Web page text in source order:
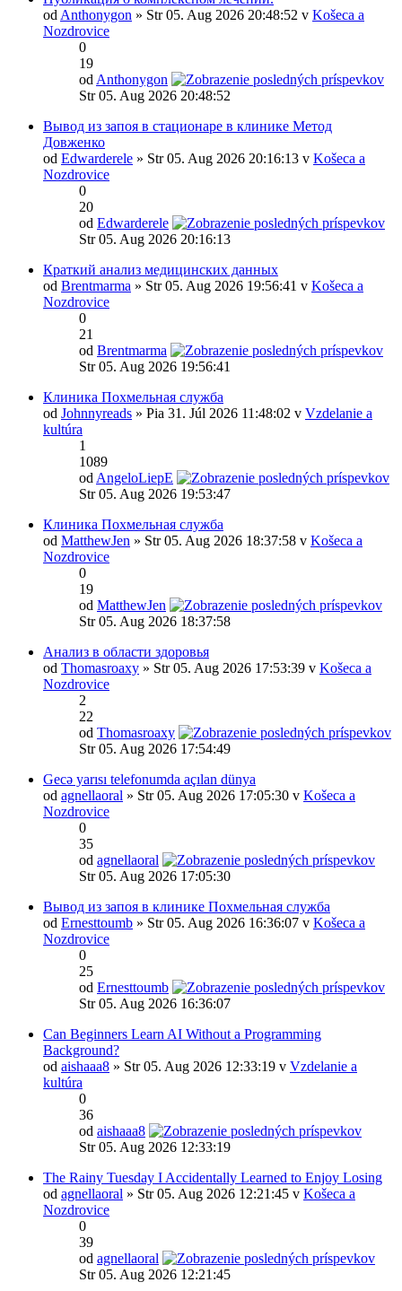
od Anthonygon » Str 05. Aug 2026 20:48:52 v Košeca a
Nozdrovice
0
19
od Anthonygon
Str 05. Aug 2026 20:48:52
Вывод из запоя в стационаре в клинике Метод
Довженко
od Edwarderele » Str 05. Aug 2026 20:16:13 v Košeca a
Nozdrovice
0
20
od Edwarderele
Str 05. Aug 2026 20:16:13
Краткий анализ медицинских данных
od Brentmarma » Str 05. Aug 2026 19:56:41 v Košeca a
Nozdrovice
0
21
od Brentmarma
Str 05. Aug 2026 19:56:41
Клиника Похмельная служба
od Johnnyreads » Pia 31. Júl 2026 11:48:02 v Vzdelanie a
kultúra
1
1089
od AngeloLiepE
Str 05. Aug 2026 19:53:47
Клиника Похмельная служба
od MatthewJen » Str 05. Aug 2026 18:37:58 v Košeca a
Nozdrovice
0
19
od MatthewJen
Str 05. Aug 2026 18:37:58
Анализ в области здоровья
od Thomasroaxy » Str 05. Aug 2026 17:53:39 v Košeca a
Nozdrovice
2
22
od Thomasroaxy
Str 05. Aug 2026 17:54:49
Gecə yarısı telefonumda açılan dünya
od agnellaoral » Str 05. Aug 2026 17:05:30 v Košeca a
Nozdrovice
0
35
od agnellaoral
Str 05. Aug 2026 17:05:30
Вывод из запоя в клинике Похмельная служба
od Ernesttoumb » Str 05. Aug 2026 16:36:07 v Košeca a
Nozdrovice
0
25
od Ernesttoumb
Str 05. Aug 2026 16:36:07
Can Beginners Learn AI Without a Programming
Background?
od aishaaa8 » Str 05. Aug 2026 12:33:19 v Vzdelanie a
kultúra
0
36
od aishaaa8
Str 05. Aug 2026 12:33:19
The Rainy Tuesday I Accidentally Learned to Enjoy Losing
od agnellaoral » Str 05. Aug 2026 12:21:45 v Košeca a
Nozdrovice
0
39
od agnellaoral
Str 05. Aug 2026 12:21:45